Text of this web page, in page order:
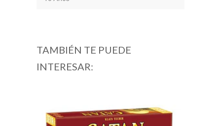
TAMBIÉN TE PUEDE
INTERESAR: